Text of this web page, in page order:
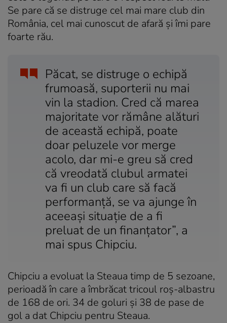
Se pare că se distruge cel mai mare club din
România, cel mai cunoscut de afară și îmi pare
foarte rău.
Păcat, se distruge o echipă
frumoasă, suporterii nu mai
vin la stadion. Cred că marea
majoritate vor rămâne alături
de această echipă, poate
doar peluzele vor merge
acolo, dar mi-e greu să cred
că vreodată clubul armatei
va fi un club care să facă
performanță, se va ajunge în
aceeași situație de a fi
preluat de un finanțator”, a
mai spus Chipciu.
Chipciu a evoluat la Steaua timp de 5 sezoane,
perioadă în care a îmbrăcat tricoul roș-albastru
de 168 de ori. 34 de goluri și 38 de pase de
gol a dat Chipciu pentru Steaua.